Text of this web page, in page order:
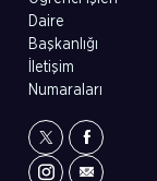
Daire
Başkanlığı
İletişim
Numaraları